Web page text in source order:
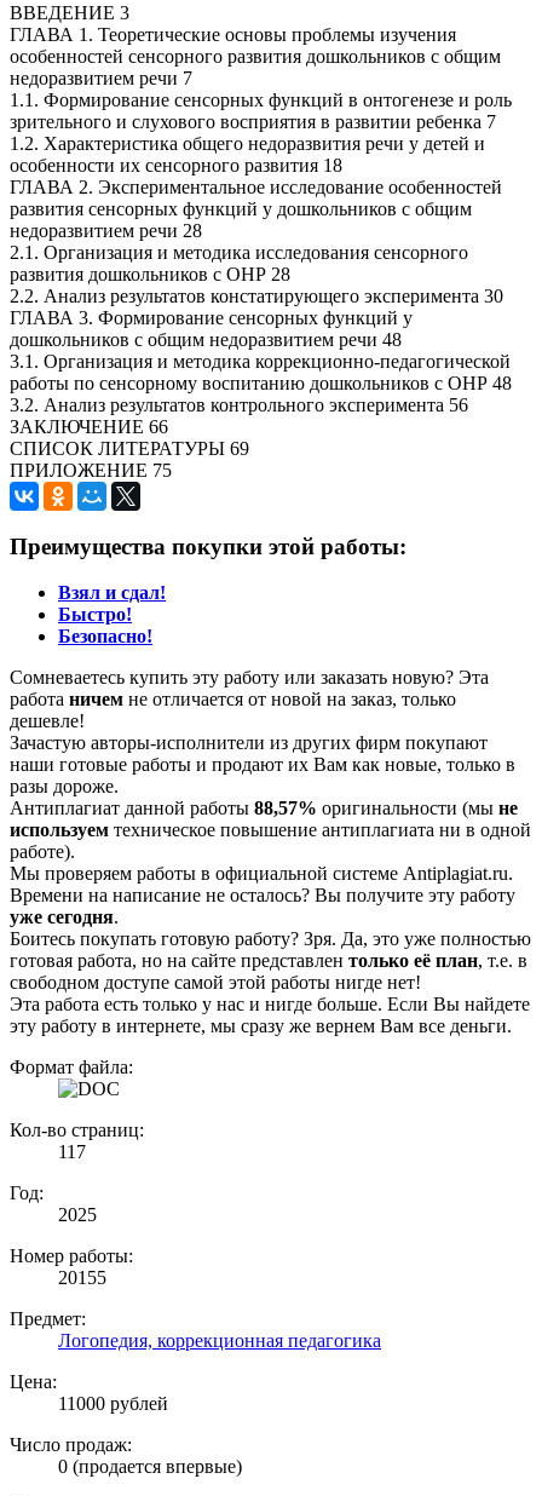
ВВЕДЕНИЕ 3
ГЛАВА 1. Теоретические основы проблемы изучения
особенностей сенсорного развития дошкольников с общим
недоразвитием речи 7
1.1. Формирование сенсорных функций в онтогенезе и роль
зрительного и слухового восприятия в развитии ребенка 7
1.2. Характеристика общего недоразвития речи у детей и
особенности их сенсорного развития 18
ГЛАВА 2. Экспериментальное исследование особенностей
развития сенсорных функций у дошкольников с общим
недоразвитием речи 28
2.1. Организация и методика исследования сенсорного
развития дошкольников с ОНР 28
2.2. Анализ результатов констатирующего эксперимента 30
ГЛАВА 3. Формирование сенсорных функций у
дошкольников с общим недоразвитием речи 48
3.1. Организация и методика коррекционно-педагогической
работы по сенсорному воспитанию дошкольников с ОНР 48
3.2. Анализ результатов контрольного эксперимента 56
ЗАКЛЮЧЕНИЕ 66
СПИСОК ЛИТЕРАТУРЫ 69
ПРИЛОЖЕНИЕ 75
Преимущества покупки этой работы:
Взял и сдал!
Быстро!
Безопасно!
Сомневаетесь купить эту работу или заказать новую? Эта
работа ничем не отличается от новой на заказ, только
дешевле!
Зачастую авторы-исполнители из других фирм покупают
наши готовые работы и продают их Вам как новые, только в
разы дороже.
Антиплагиат данной работы 88,57% оригинальности (мы не
используем техническое повышение антиплагиата ни в одной
работе).
Мы проверяем работы в официальной системе Аntiplagiat.ru.
Времени на написание не осталось? Вы получите эту работу
уже сегодня.
Боитесь покупать готовую работу? Зря. Да, это уже полностью
готовая работа, но на сайте представлен только её план, т.е. в
свободном доступе самой этой работы нигде нет!
Эта работа есть только у нас и нигде больше. Если Вы найдете
эту работу в интернете, мы сразу же вернем Вам все деньги.
Формат файла:
Кол-во страниц:
117
Год:
2025
Номер работы:
20155
Предмет:
Логопедия, коррекционная педагогика
Цена:
11000 рублей
Число продаж:
0 (продается впервые)